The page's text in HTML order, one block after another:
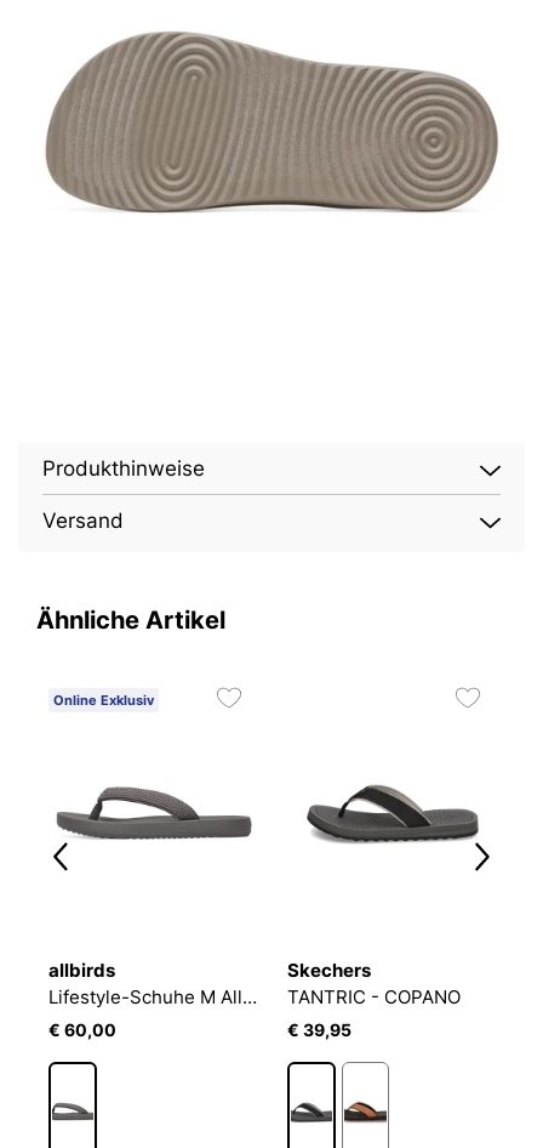
Produkthinweise
Versand
Ähnliche Artikel
Online Exklusiv
allbirds
Lifestyle-Schuhe M Allbirds Flip Flop
€ 60,00
Skechers
TANTRIC - COPANO
€ 39,95